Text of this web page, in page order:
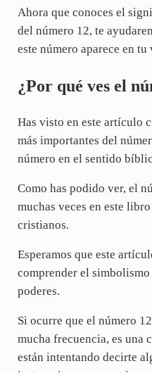
Ahora que conoces el
del número 12, te
este número aparece en tu
¿Por qué ves el
Has visto en este artículo
más importantes del
número en el sentido
Como has podido ver, el
muchas veces en este
cristianos.
Esperamos que este
comprender el
poderes.
Si ocurre que el número
mucha frecuencia, es una
están intentando decirte